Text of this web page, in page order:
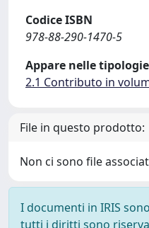
Codice ISBN
978-88-290-1470-5
Appare nelle
2.1 Contributo in
File in questo prodotto:
Non ci sono file
I documenti in IRIS
tutti i diritti sono